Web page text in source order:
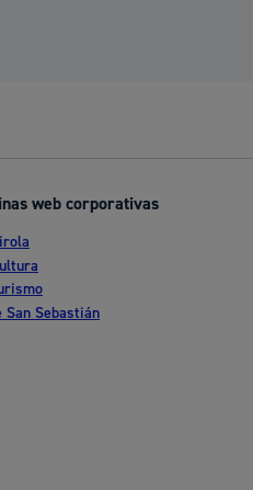
web corporativas
San Sebastián